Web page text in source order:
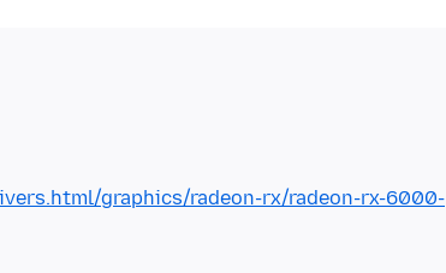
graphics/radeon-rx/radeon-rx-6000-